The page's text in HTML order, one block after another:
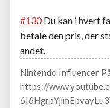
#130Du kan i hvert
betale den pris, der
andet.
Nintendo Influencer
https://